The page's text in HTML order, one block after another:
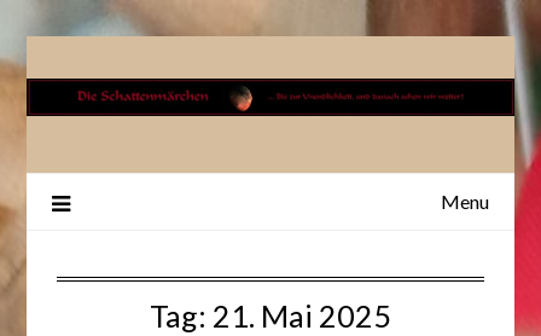
content
Menu
Tag: 21. Mai 2025